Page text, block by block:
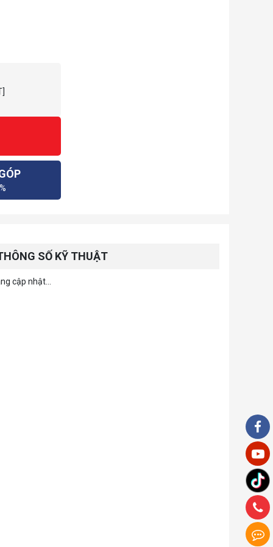
SỐ KỸ THUẬT
cập nhật...